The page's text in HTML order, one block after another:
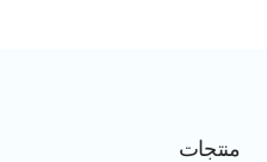
منتجات